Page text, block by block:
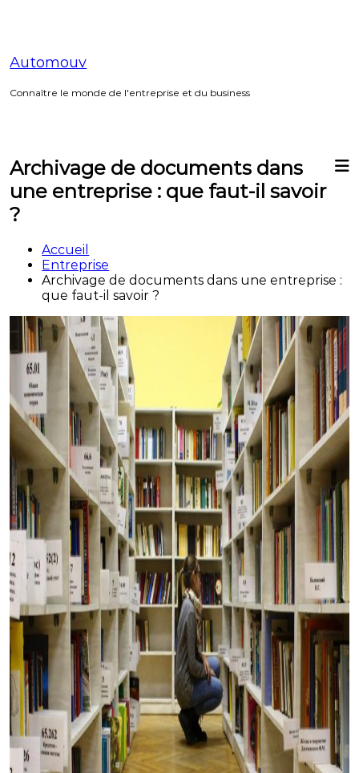
Automouv
Connaître le monde de l'entreprise et du business
Archivage de documents dans
une entreprise : que faut-il savoir
?
Accueil
Entreprise
Archivage de documents dans une entreprise :
que faut-il savoir ?